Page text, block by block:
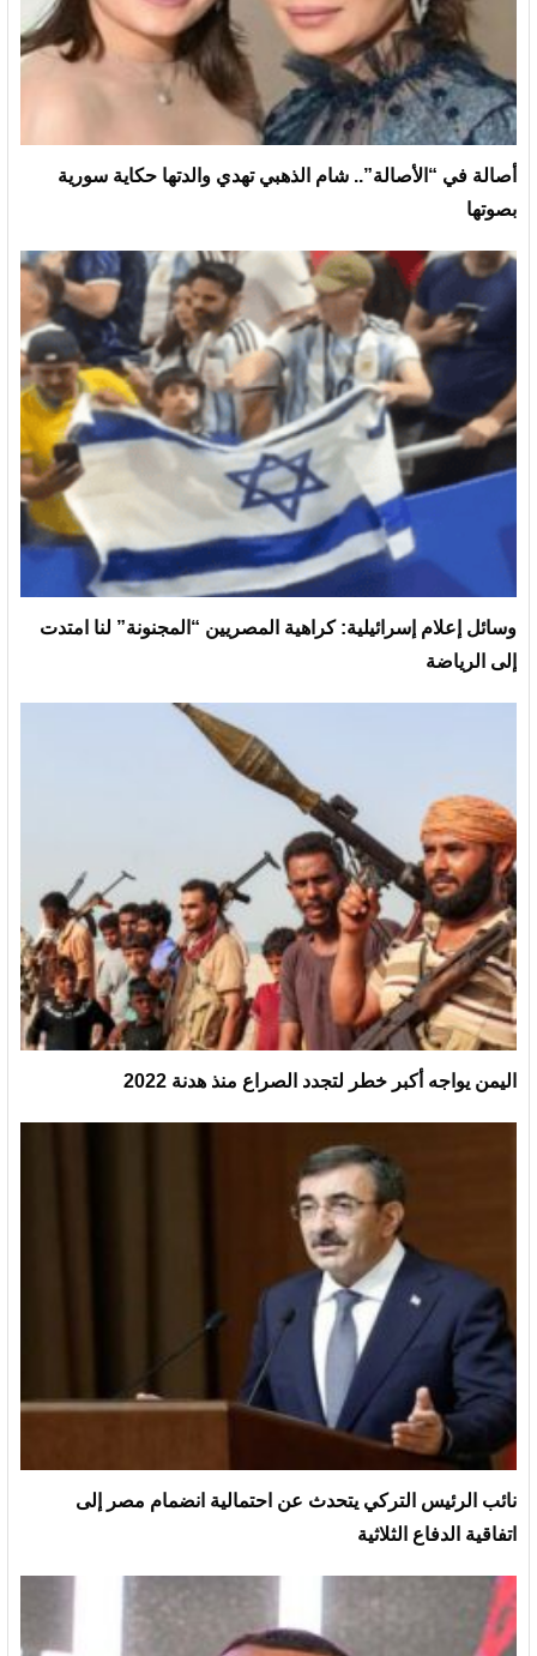
أصالة في “الأصالة”.. شام الذهبي تهدي والدتها حكاية سورية
بصوتها
وسائل إعلام إسرائيلية: كراهية المصريين “المجنونة” لنا امتدت
إلى الرياضة
اليمن يواجه أكبر خطر لتجدد الصراع منذ هدنة 2022
نائب الرئيس التركي يتحدث عن احتمالية انضمام مصر إلى
اتفاقية الدفاع الثلاثية